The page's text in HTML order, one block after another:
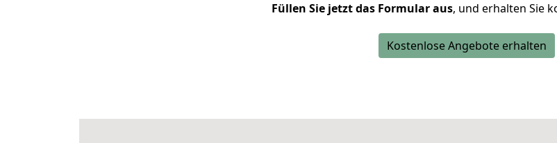
Füllen Sie jetzt das Formular aus, und erhalten Sie
Kostenlose Angebote erhalten